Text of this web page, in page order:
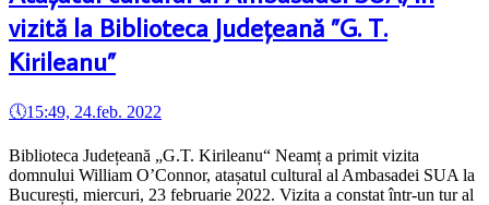
vizită la Biblioteca Județeană ”G. T.
Kirileanu”
🕔15:49, 24.feb. 2022
Biblioteca Județeană „G.T. Kirileanu“ Neamț a primit vizita
domnului William OʼConnor, atașatul cultural al Ambasadei SUA la
București, miercuri, 23 februarie 2022. Vizita a constat într-un tur al